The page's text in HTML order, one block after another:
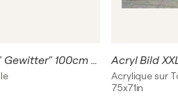
Acryl Bild mit Blattgold " Gewitter" 100cm x 150cm x 3cm
Acrylique sur
75x71in